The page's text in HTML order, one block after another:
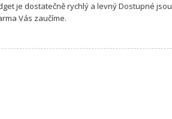
je dostatečně rychlý a levný Dostupné
Vás zaučíme.